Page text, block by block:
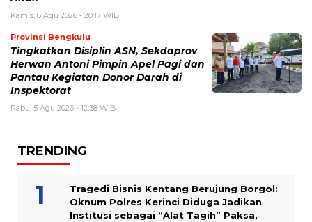
Kamis, 6 Agu 2026 - 20:17 WIB
Provinsi Bengkulu
Tingkatkan Disiplin ASN, Sekdaprov
Herwan Antoni Pimpin Apel Pagi dan
Pantau Kegiatan Donor Darah di
Inspektorat
Rabu, 5 Agu 2026 - 12:38 WIB
TRENDING
Tragedi Bisnis Kentang Berujung Borgol:
Oknum Polres Kerinci Diduga Jadikan
Institusi sebagai “Alat Tagih” Paksa,